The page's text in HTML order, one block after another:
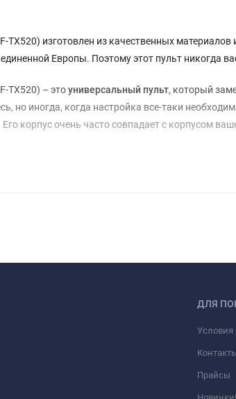
изготовлен из качественных
Европы. Поэтому этот пульт никогда
TX520) – этоуниверсальный пульт, который
но иногда, когда настройка все-таки
корпус очень часто совпадает с корпусом
ДЛЯ
Условия
Прайсы